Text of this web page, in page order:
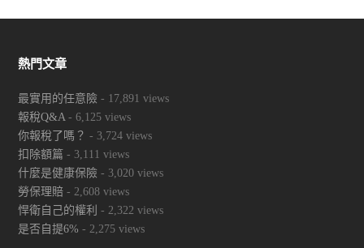
熱門文章
最實用的任意險 - 17,891 views
報稅Q&A- 6,125 views
你報稅了嗎？ - 3,724 views
扣除額篇 - 3,111 views
什麼是健康保險 - 3,020 views
勞保理賠 - 2,608 views
悍衛自己的權利 - 2,322 views
是否自提6% - 2,275 views